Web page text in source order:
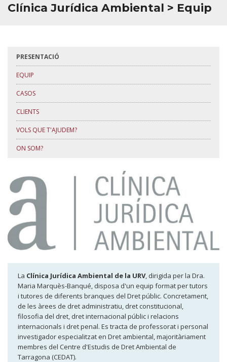
Clínica Jurídica Ambiental > Equip
PRESENTACIÓ
EQUIP
CASOS
CLIENTS
VOLS QUE T'AJUDEM?
ON SOM?
La Clínica Jurídica Ambiental de la URV, dirigida per la Dra.
Maria Marquès-Banqué, disposa d'un equip format per tutors
i tutores de diferents branques del Dret públic. Concretament,
de les àrees de dret administratiu, dret constitucional,
filosofia del dret, dret internacional públic i relacions
internacionals i dret penal. Es tracta de professorat i personal
investigador especialitzat en Dret ambiental, majoritàriament
membres del Centre d'Estudis de Dret Ambiental de
Tarragona (CEDAT).